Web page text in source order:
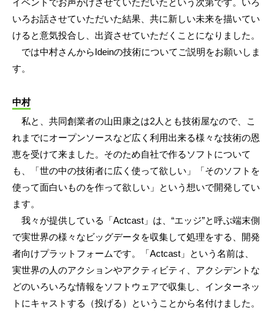
イベントでお声がけさせていただいたという次第です。いろ
いろお話させていただいた結果、共に新しい未来を描いてい
けると意気投合し、出資させていただくことになりました。
では中村さんからIdeinの技術についてご説明をお願いしま
す。
中村
私と、共同創業者の山田康之は2人とも技術屋なので、こ
れまでにオープンソースなど広く利用出来る様々な技術の恩
恵を受けて来ました。そのため自社で作るソフトについて
も、「世の中の技術者に広く使って欲しい」「そのソフトを
使って面白いものを作って欲しい」という想いで開発してい
ます。
我々が提供している「Actcast」は、“エッジ”と呼ぶ端末側
で実世界の様々なビッグデータを収集して処理をする、開発
者向けプラットフォームです。「Actcast」という名前は、
実世界の人のアクションやアクティビティ、アクシデントな
どのいろいろな情報をソフトウェアで収集し、インターネッ
トにキャストする（投げる）ということから名付けました。